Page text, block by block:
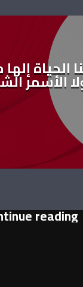
الحياة
الأسمر
reading